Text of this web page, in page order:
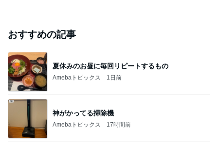
おすすめの記事
夏休みのお昼に毎回リピートするもの
Amebaトピックス 1日前
神がかってる掃除機
Amebaトピックス 17時間前